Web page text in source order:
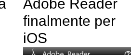
Adobe Reader
finalmente per
iOS